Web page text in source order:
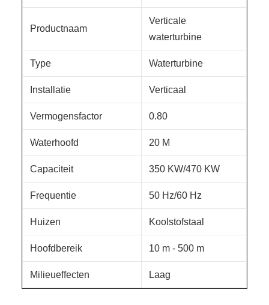
Productnaam
Verticale
waterturbine
Type Waterturbine
Installatie Verticaal
Vermogensfactor 0.80
Waterhoofd 20 M
Capaciteit 350 KW/470 KW
Frequentie 50 Hz/60 Hz
Huizen Koolstofstaal
Hoofdbereik 10 m - 500 m
Milieueffecten Laag